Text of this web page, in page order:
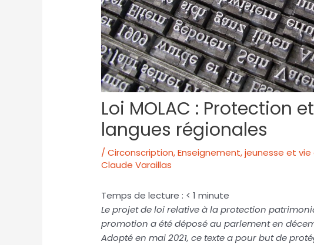
Loi MOLAC : Protection
langues régionales
/Circonscription,Enseignement, jeunesse et
Claude Varaillas
Temps de lecture : < 1 minute
Le projet de loi relative à la protection
promotion a été déposé au parlement en
Adopté en mai 2021, ce texte a pour but de